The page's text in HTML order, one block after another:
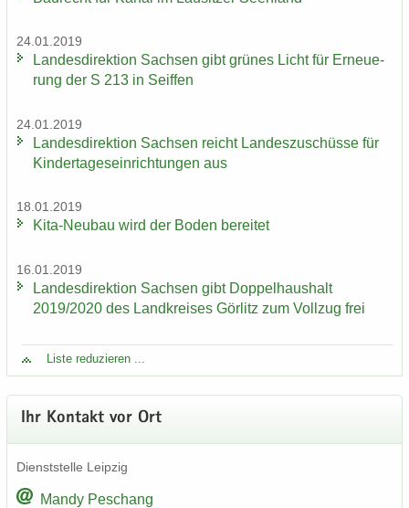
24.01.2019
Lan­des­di­rek­ti­on Sach­sen gibt grü­nes Licht für Er­neue­
rung der S 213 in Seif­fen
24.01.2019
Lan­des­di­rek­ti­on Sach­sen reicht Lan­des­zu­schüs­se für
Kin­der­ta­ges­ein­rich­tun­gen aus
18.01.2019
Kita-​Neubau wird der Boden be­rei­tet
16.01.2019
Lan­des­di­rek­ti­on Sach­sen gibt Dop­pel­haus­halt
2019/2020 des Land­krei­ses Gör­litz zum Voll­zug frei
Liste re­du­zie­ren ...
Ihr Kon­takt vor Ort
Dienst­stel­le Leip­zig
Mandy Peschang